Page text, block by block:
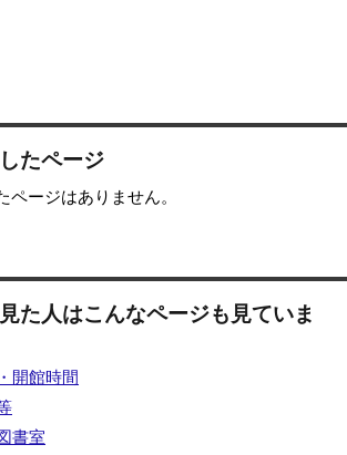
たページ
ページはありません。
た人はこんなページも見ていま
開館時間
書室